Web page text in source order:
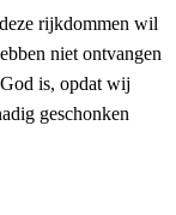
rijkdommen wil
niet ontvangen
is, opdat wij
geschonken